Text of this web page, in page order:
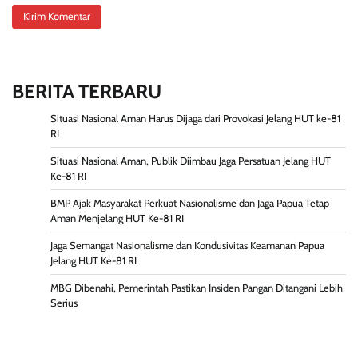
BERITA TERBARU
Situasi Nasional Aman Harus Dijaga dari Provokasi Jelang HUT ke-81
RI
Situasi Nasional Aman, Publik Diimbau Jaga Persatuan Jelang HUT
Ke-81 RI
BMP Ajak Masyarakat Perkuat Nasionalisme dan Jaga Papua Tetap
Aman Menjelang HUT Ke-81 RI
Jaga Semangat Nasionalisme dan Kondusivitas Keamanan Papua
Jelang HUT Ke-81 RI
MBG Dibenahi, Pemerintah Pastikan Insiden Pangan Ditangani Lebih
Serius